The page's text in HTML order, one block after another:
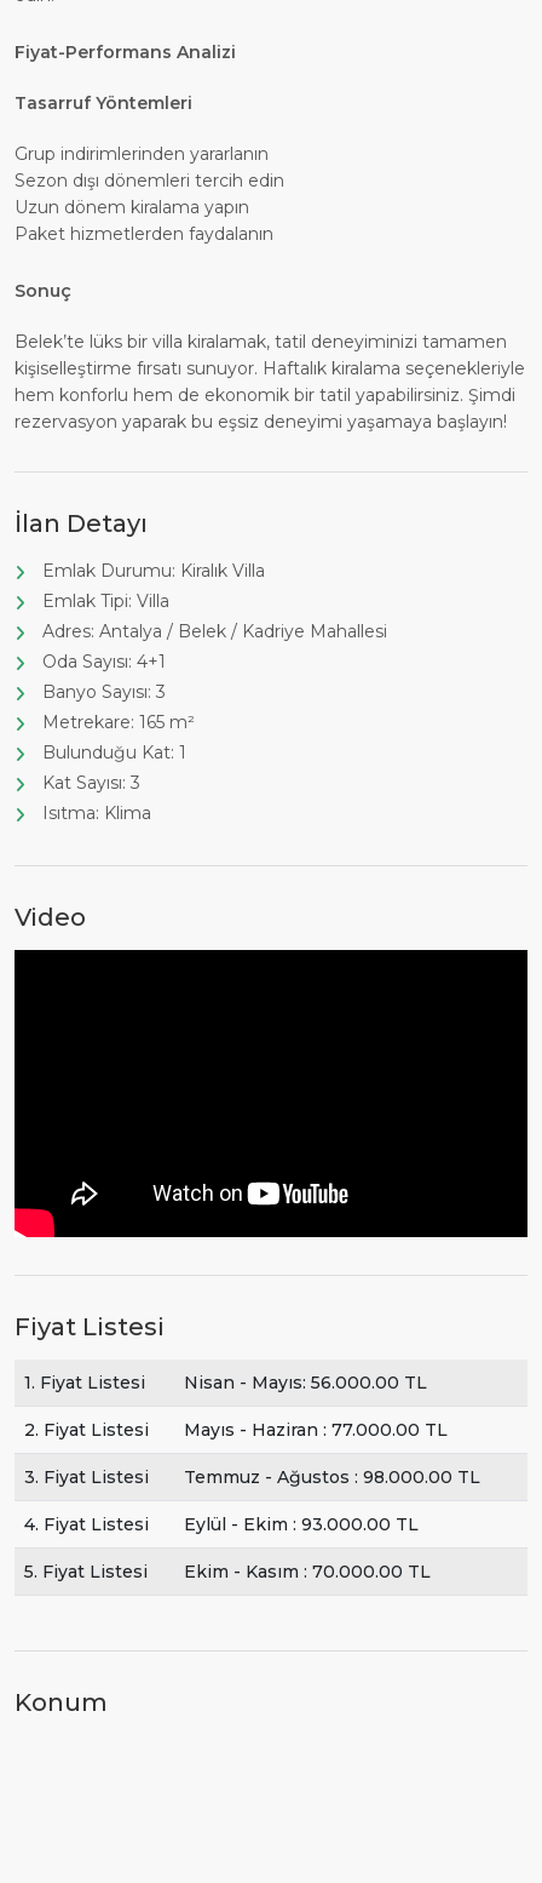
Fiyat-Performans Analizi
Tasarruf Yöntemleri
Grup indirimlerinden yararlanın
Sezon dışı dönemleri tercih edin
Uzun dönem kiralama yapın
Paket hizmetlerden faydalanın
Sonuç
Belek’te lüks bir villa kiralamak, tatil deneyiminizi tamamen
kişiselleştirme fırsatı sunuyor. Haftalık kiralama seçenekleriyle
hem konforlu hem de ekonomik bir tatil yapabilirsiniz. Şimdi
rezervasyon yaparak bu eşsiz deneyimi yaşamaya başlayın!
İlan Detayı
Emlak Durumu: Kiralık Villa
Emlak Tipi: Villa
Adres: Antalya / Belek / Kadriye Mahallesi
Oda Sayısı: 4+1
Banyo Sayısı: 3
Metrekare: 165 m²
Bulunduğu Kat: 1
Kat Sayısı: 3
Isıtma: Klima
Video
Fiyat Listesi
1. Fiyat Listesi Nisan - Mayıs: 56.000.00 TL
2. Fiyat Listesi Mayıs - Haziran : 77.000.00 TL
3. Fiyat Listesi Temmuz - Ağustos : 98.000.00 TL
4. Fiyat Listesi Eylül - Ekim : 93.000.00 TL
5. Fiyat Listesi Ekim - Kasım : 70.000.00 TL
Konum